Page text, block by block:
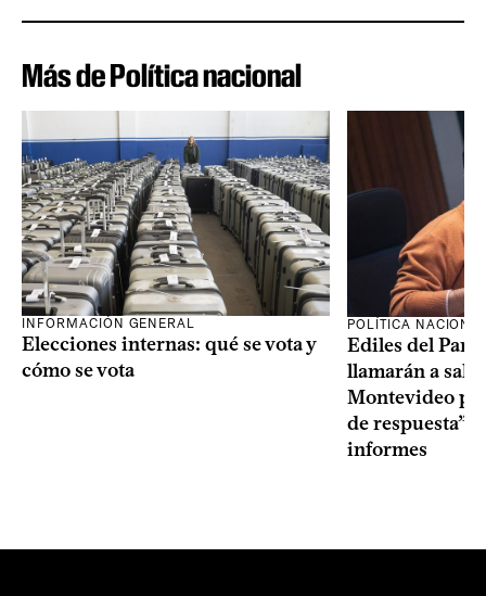
Más de Política nacional
INFORMACIÓN GENERAL
Elecciones internas: qué se vota y
cómo se vota
POLÍTICA
Ediles del
llamarán a sala
Montevideo
de respuesta”
informes